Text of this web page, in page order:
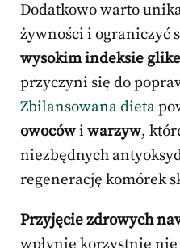
Dodatkowo warto
żywności i ograniczyć
wysokim indeksie
przyczyni się do
Zbilansowana dieta
owocówi warzyw,
niezbędnych
regenerację komórek
Przyjęcie zdrowych